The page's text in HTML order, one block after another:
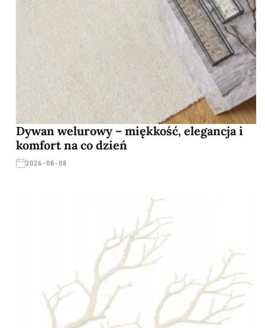
Dywan welurowy – miękkość, elegancja i
komfort na co dzień
2026-08-08